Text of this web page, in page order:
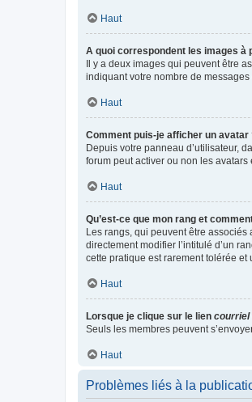
Haut
A quoi correspondent les images à
Il y a deux images qui peuvent être
indiquant votre nombre de
Haut
Comment puis-je afficher un avatar
Depuis votre panneau d’utilisateur,
forum peut activer ou non les
Haut
Qu’est-ce que mon rang et
Les rangs, qui peuvent être
directement modifier l’intitulé d’un
cette pratique est rarement tolérée
Haut
Lorsque je clique sur le lien courriel
Seuls les membres peuvent
Haut
Problèmes liés à la